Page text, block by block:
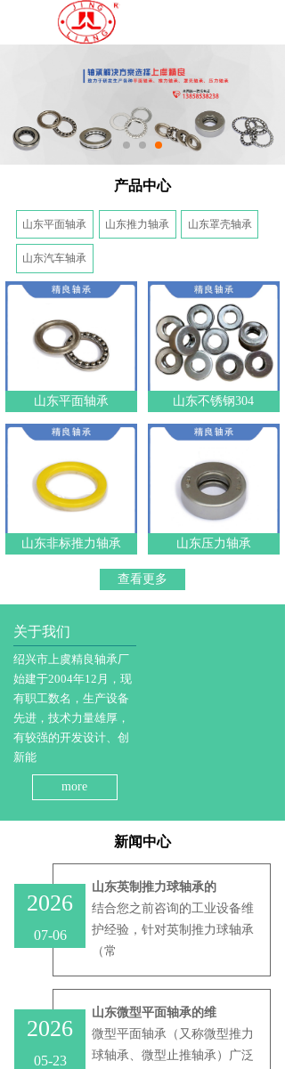
产品中心
山东平面轴承 山东推力轴承 山东罩壳轴承
山东汽车轴承
山东平面轴承 山东不锈钢304
山东非标推力轴承 山东压力轴承
查看更多
关于我们
绍兴市上虞精良轴承厂
始建于2004年12月，现
有职工数名，生产设备
先进，技术力量雄厚，
有较强的开发设计、创
新能
more
新闻中心
2026
07-06
山东英制推力球轴承的
结合您之前咨询的工业设备维
护经验，针对‌英制推力球轴承‌
（常
2026
05-23
山东微型平面轴承的维
微型平面轴承（又称微型推力
球轴承、微型止推轴承）广泛